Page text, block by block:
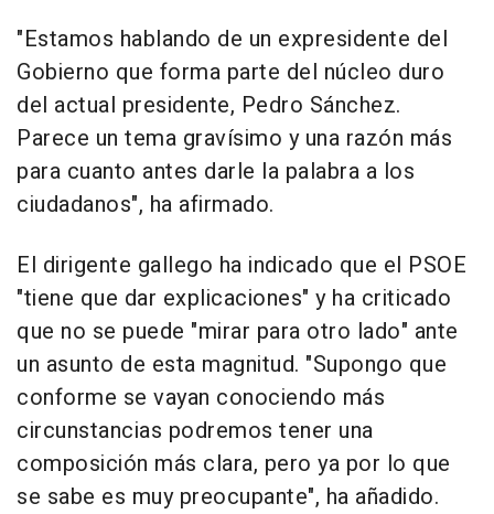
"Estamos hablando de un expresidente del
Gobierno que forma parte del núcleo duro
del actual presidente, Pedro Sánchez.
Parece un tema gravísimo y una razón más
para cuanto antes darle la palabra a los
ciudadanos", ha afirmado.
El dirigente gallego ha indicado que el PSOE
"tiene que dar explicaciones" y ha criticado
que no se puede "mirar para otro lado" ante
un asunto de esta magnitud. "Supongo que
conforme se vayan conociendo más
circunstancias podremos tener una
composición más clara, pero ya por lo que
se sabe es muy preocupante", ha añadido.